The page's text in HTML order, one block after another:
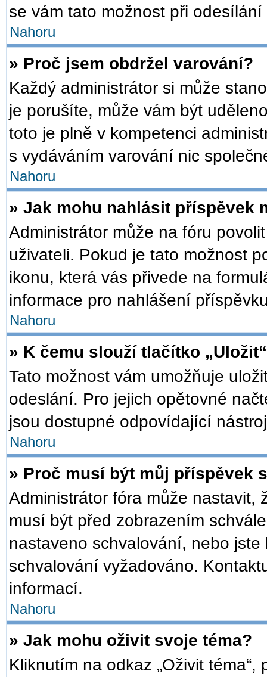
se vám tato možnost při
Nahoru
» Proč jsem obdržel varování?
Každý administrátor si může
je porušíte, může vám být
toto je plně v kompetenci
s vydáváním varování nic
Nahoru
» Jak mohu nahlásit příspěvek
Administrátor může na fóru
uživateli. Pokud je tato možnost
ikonu, která vás přivede na
informace pro nahlášení
Nahoru
» K čemu slouží tlačítko
Tato možnost vám umožňuje
odeslání. Pro jejich opětovné
jsou dostupné odpovídající
Nahoru
» Proč musí být můj příspěvek
Administrátor fóra může nastavit,
musí být před zobrazením
nastaveno schvalování, nebo
schvalování vyžadováno.
informací.
Nahoru
» Jak mohu oživit svoje téma?
Kliknutím na odkaz „Oživit